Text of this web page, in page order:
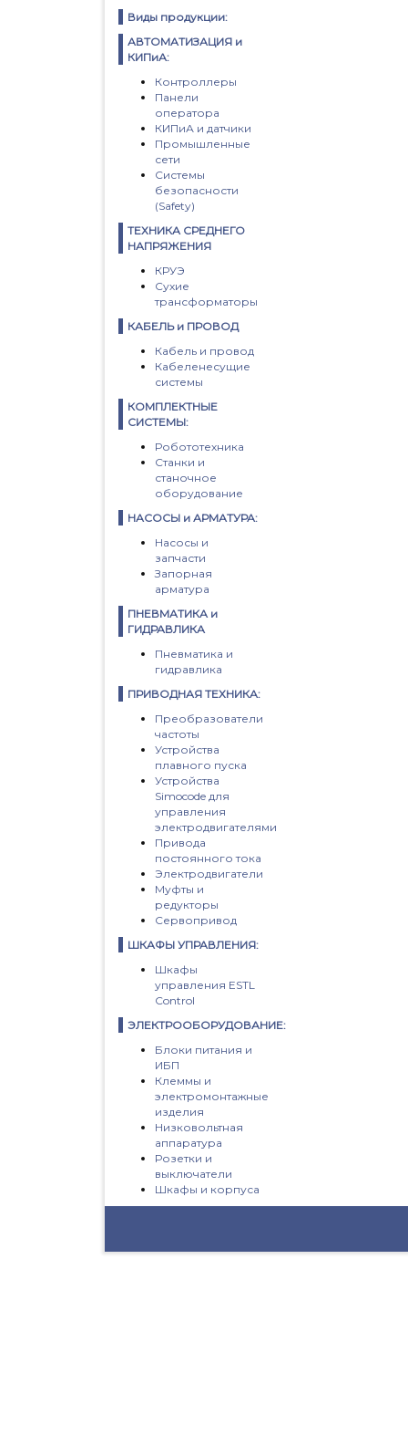
Виды продукции:
АВТОМАТИЗАЦИЯ и
КИПиА:
Контроллеры
Панели
оператора
КИПиА и датчики
Промышленные
сети
Системы
безопасности
(Safety)
ТЕХНИКА СРЕДНЕГО
НАПРЯЖЕНИЯ
КРУЭ
Сухие
трансформаторы
КАБЕЛЬ и ПРОВОД
Кабель и провод
Кабеленесущие
системы
КОМПЛЕКТНЫЕ
СИСТЕМЫ:
Робототехника
Станки и
станочное
оборудование
НАСОСЫ и АРМАТУРА:
Насосы и
запчасти
Запорная
арматура
ПНЕВМАТИКА и
ГИДРАВЛИКА
Пневматика и
гидравлика
ПРИВОДНАЯ ТЕХНИКА:
Преобразователи
частоты
Устройства
плавного пуска
Устройства
Simocode для
управления
электродвигателями
Привода
постоянного тока
Электродвигатели
Муфты и
редукторы
Сервопривод
ШКАФЫ УПРАВЛЕНИЯ:
Шкафы
управления ESTL
Control
ЭЛЕКТРООБОРУДОВАНИЕ:
Блоки питания и
ИБП
Клеммы и
электромонтажные
изделия
Низковольтная
аппаратура
Розетки и
выключатели
Шкафы и корпуса